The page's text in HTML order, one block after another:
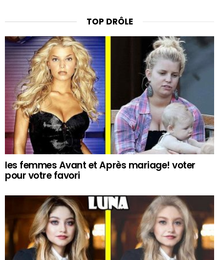
TOP DRÔLE
les femmes Avant et Après mariage! voter
pour votre favori